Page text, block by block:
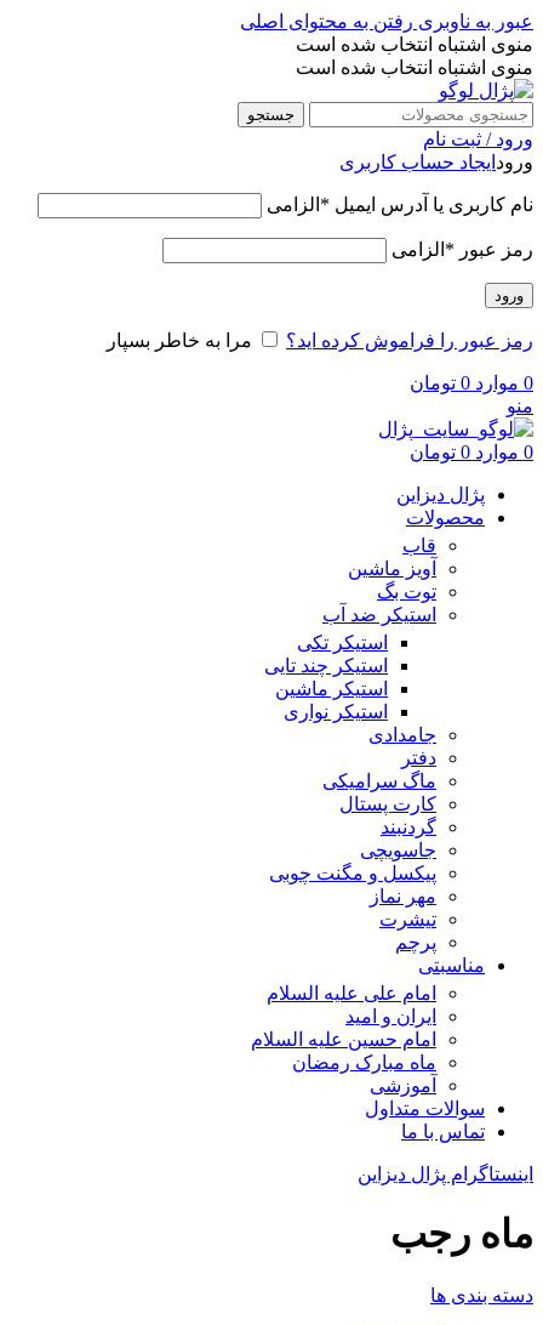
عبور به ناوبری رفتن به محتوای اصلی
منوی اشتباه انتخاب شده است
منوی اشتباه انتخاب شده است
جستجو
ورود / ثبت نام
ورود ایجاد حساب کاربری
نام کاربری یا آدرس ایمیل * الزامی
رمز عبور * الزامی
ورود
رمز عبور را فراموش کرده اید؟ مرا به خاطر بسپار
0 موارد 0 تومان
منو
0 موارد 0 تومان
پژال دیزاین
محصولات
قاب
آویز ماشین
توت بگ
استیکر ضد آب
استیکر تکی
استیکر چند تایی
استیکر ماشین
استیکر نواری
جامدادی
دفتر
ماگ سرامیکی
کارت پستال
گردنبند
جاسویچی
پیکسل و مگنت چوبی
مهر نماز
تیشرت
پرچم
مناسبتی
امام علی علیه السلام
ایران و امید
امام حسین علیه السلام
ماه مبارک رمضان
آموزشی
سوالات متداول
تماس با ما
اینستاگرام پژال دیزاین
ماه رجب
دسته بندی ها